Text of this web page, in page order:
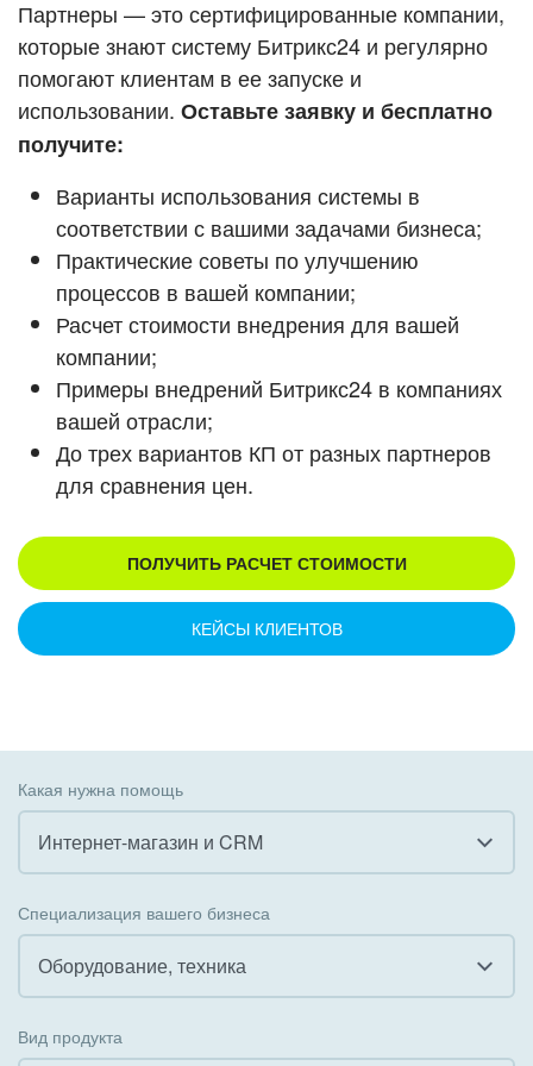
ВХОД
ВХОД
Смотреть видеокейсы
Партнеры — это сертифицированные компании,
которые знают систему Битрикс24 и регулярно
помогают клиентам в ее запуске и
использовании. Оставьте заявку и бесплатно
получите:
Варианты использования системы в
соответствии с вашими задачами бизнеса;
Практические советы по улучшению
процессов в вашей компании;
Расчет стоимости внедрения для вашей
компании;
Примеры внедрений Битрикс24 в компаниях
вашей отрасли;
До трех вариантов КП от разных партнеров
для сравнения цен.
ПОЛУЧИТЬ РАСЧЕТ СТОИМОСТИ
КЕЙСЫ КЛИЕНТОВ
Какая нужна помощь
Интернет-магазин и CRM
Внедрение КЭДО
Интеграция с 1С
Специализация вашего бизнеса
Оборудование, техника
Вид продукта